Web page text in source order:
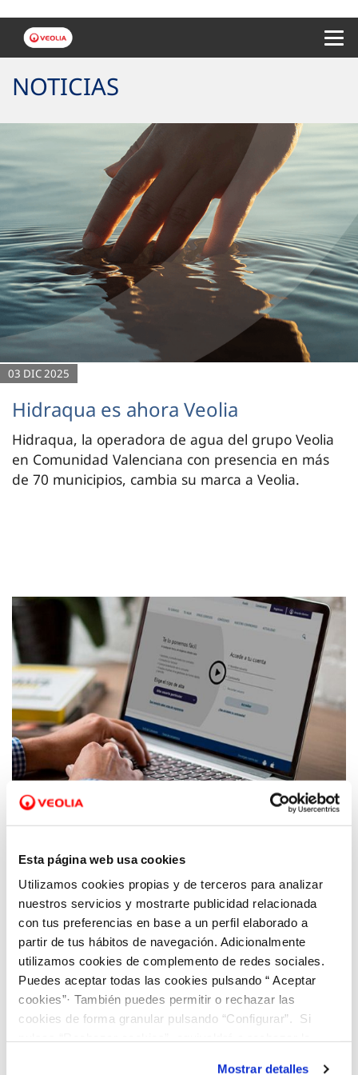
Esta página web usa cookies
Utilizamos cookies propias y de terceros para analizar
nuestros servicios y mostrarte publicidad relacionada
con tus preferencias en base a un perfil elaborado a
partir de tus hábitos de navegación. Adicionalmente
utilizamos cookies de complemento de redes sociales.
Puedes aceptar todas las cookies pulsando “ Aceptar
cookies”· También puedes permitir o rechazar las
cookies de forma granular pulsando “Configurar”. Si
Mostrar detalles
NOTICIAS
03 DIC 2025
Hidraqua es ahora Veolia
Hidraqua, la operadora de agua del grupo Veolia
en Comunidad Valenciana con presencia en más
de 70 municipios, cambia su marca a Veolia.
30 ABR 2020
nuestra web en la gestión de tu contrato?